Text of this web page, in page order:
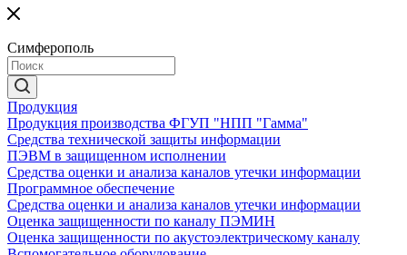
Симферополь
Продукция
Продукция производства ФГУП "НПП "Гамма"
Средства технической защиты информации
ПЭВМ в защищенном исполнении
Средства оценки и анализа каналов утечки информации
Программное обеспечение
Средства оценки и анализа каналов утечки информации
Оценка защищенности по каналу ПЭМИН
Оценка защищенности по акустоэлектрическому каналу